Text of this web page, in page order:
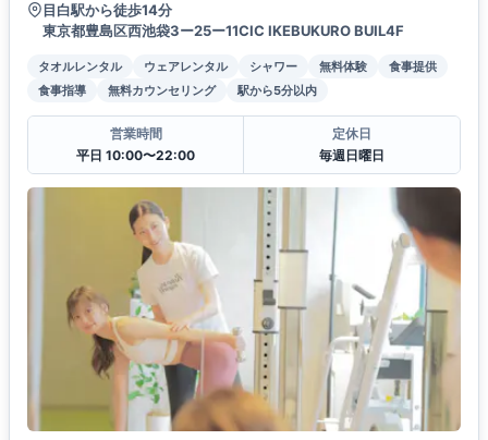
目白駅から徒歩14分
東京都豊島区西池袋3ー25ー11CIC IKEBUKURO BUIL4F
タオルレンタル ウェアレンタル シャワー 無料体験
食事提供
食事指導
無料カウンセリング 駅から5分以内
営業時間
平日 10:00〜22:00
定休日
毎週日曜日